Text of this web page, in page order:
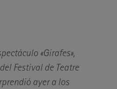
«Girafes»,
Festival de Teatre
ayer a los